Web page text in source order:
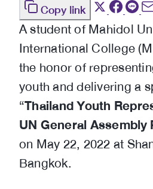
Copy link
A student of Mahidol
International College
the honor of
youth and delivering a
“Thailand Youth
UN General
on May 22, 2022 at
Bangkok.